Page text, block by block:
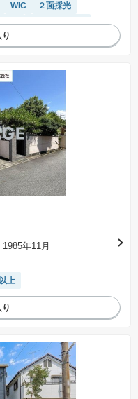
WIC
２面採光
宅地
トイレ2個以上
1985年11月
上